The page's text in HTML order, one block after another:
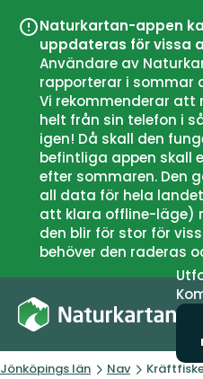
Naturkartan-appen
uppdateras för vissa
Användare av
rapporterar i sommar
Vi rekommenderar att
helt från sin telefon i
igen! Då skall den
befintliga appen skall
efter sommaren. Den
all data för hela
att klara offline-läge)
den blir för stor för
behöver den raderas
Jönköpings län Nav